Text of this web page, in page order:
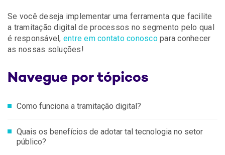
Se você deseja implementar uma ferramenta que facilite
a tramitação digital de processos no segmento pelo qual
é responsável, entre em contato conoscopara conhecer
as nossas soluções!
Navegue por tópicos
Como funciona a tramitação digital?
Quais os benefícios de adotar tal tecnologia no setor
público?